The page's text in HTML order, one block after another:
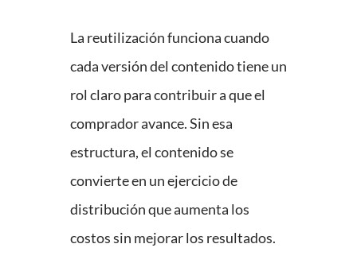
La reutilización funciona cuando
cada versión del contenido tiene un
rol claro para contribuir a que el
comprador avance. Sin esa
estructura, el contenido se
convierte en un ejercicio de
distribución que aumenta los
costos sin mejorar los resultados.